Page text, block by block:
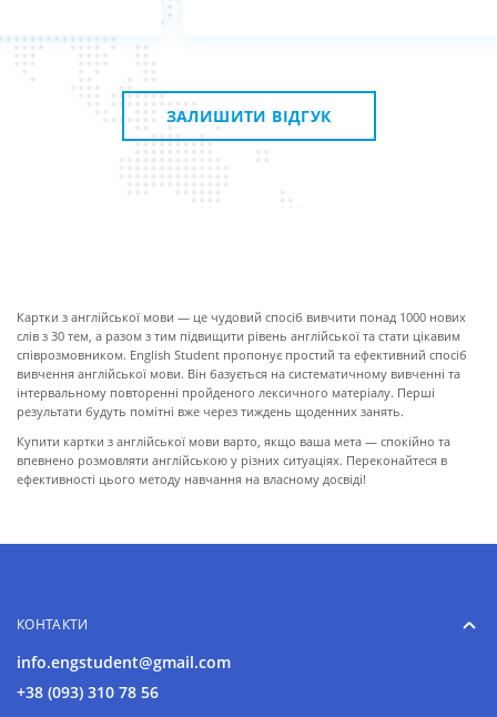
ЗАЛИШИТИ ВІДГУК
Картки з англійської мови — це чудовий спосіб вивчити понад 1000 нових
слів з 30 тем, а разом з тим підвищити рівень англійської та стати цікавим
співрозмовником. English Student пропонує простий та ефективний спосіб
вивчення англійської мови. Він базується на систематичному вивченні та
інтервальному повторенні пройденого лексичного матеріалу. Перші
результати будуть помітні вже через тиждень щоденних занять.
Купити картки з англійської мови варто, якщо ваша мета — спокійно та
впевнено розмовляти англійською у різних ситуаціях. Переконайтеся в
ефективності цього методу навчання на власному досвіді!
КОНТАКТИ
info.engstudent@gmail.com
+38 (093) 310 78 56